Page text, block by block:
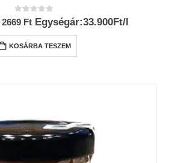
0az 5-ből
2669 Ft Egységár:33.900Ft/l
KOSÁRBA TESZEM